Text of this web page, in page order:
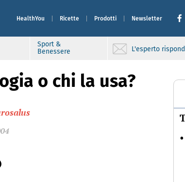
HealthYou Ricette Prodotti Newsletter
Sport &
Benessere
L'esperto
o chi la usa?
•